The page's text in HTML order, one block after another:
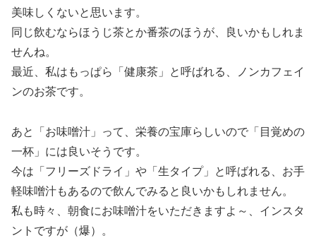
美味しくないと思います。
同じ飲むならほうじ茶とか番茶のほうが、良いかもしれま
せんね。
最近、私はもっぱら「健康茶」と呼ばれる、ノンカフェイ
ンのお茶です。
あと「お味噌汁」って、栄養の宝庫らしいので「目覚めの
一杯」には良いそうです。
今は「フリーズドライ」や「生タイプ」と呼ばれる、お手
軽味噌汁もあるので飲んでみると良いかもしれません。
私も時々、朝食にお味噌汁をいただきますよ～、インスタ
ントですが（爆）。